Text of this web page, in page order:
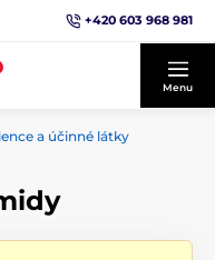
+420 603 968 981
Menu
a účinné látky